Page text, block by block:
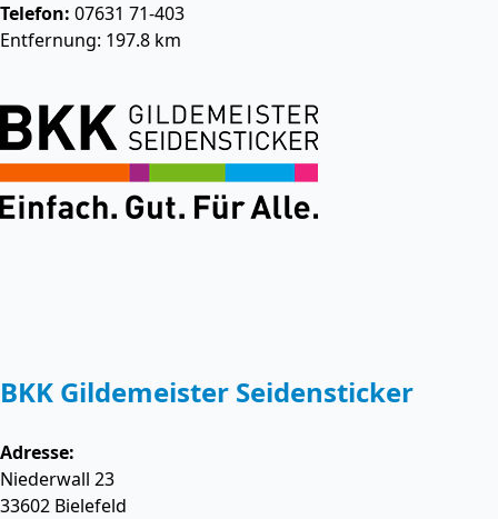
Telefon: 07631 71-403
Entfernung: 197.8 km
BKK Gildemeister Seidensticker
Adresse:
Niederwall 23
33602 Bielefeld